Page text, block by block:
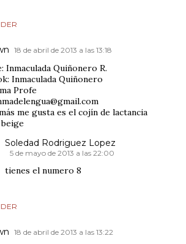
18 de abril de 2013 a las 13:18
Inmaculada Quiñonero R.
Inmaculada Quiñonero
Profe
me gusta es el cojín de lactancia
Soledad Rodriguez Lopez
5 de mayo de 2013 a las 22:00
tienes el numero 8
18 de abril de 2013 a las 13:22